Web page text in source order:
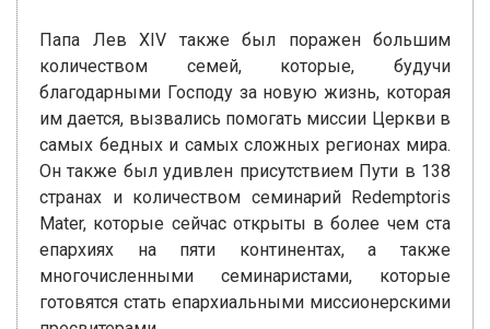
Папа Лев XIV также был поражен большим
количеством семей, которые, будучи
благодарными Господу за новую жизнь, которая
им дается, вызвались помогать миссии Церкви в
самых бедных и самых сложных регионах мира.
Он также был удивлен присутствием Пути в 138
странах и количеством семинарий Redemptoris
Mater, которые сейчас открыты в более чем ста
епархиях на пяти континентах, а также
многочисленными семинаристами, которые
готовятся стать епархиальными миссионерскими